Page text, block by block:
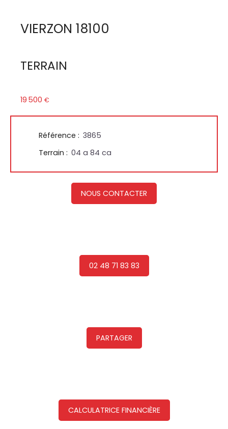
VIERZON 18100
TERRAIN
19 500 €
Référence : 3865
Terrain : 04 a 84 ca
NOUS CONTACTER
02 48 71 83 83
PARTAGER
CALCULATRICE FINANCIÈRE